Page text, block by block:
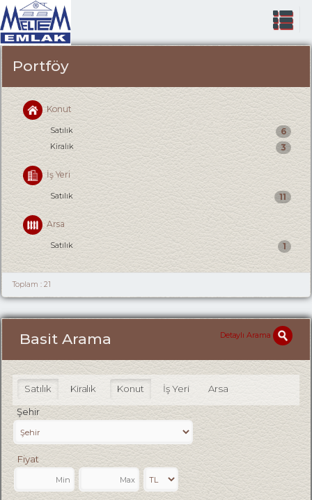
Portföy
Konut
Satılık 6
Kiralık 3
İş Yeri
Satılık 11
Arsa
Satılık 1
Toplam : 21
Basit Arama Detaylı Arama
Satılık Kiralık Konut İş Yeri Arsa
Şehir
Fiyat